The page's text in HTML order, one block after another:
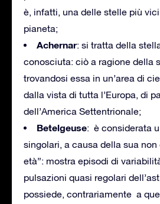
è, infatti, una delle stelle più
pianeta;
Achernar: si tratta della
conosciuta: ciò a ragione della
trovandosi essa in un’area di
dalla vista di tutta l’Europa, di
dell’America Settentrionale;
Betelgeuse: è considerata
singolari, a causa della sua non
età”: mostra episodi di
pulsazioni quasi regolari
possiede, contrariamente a